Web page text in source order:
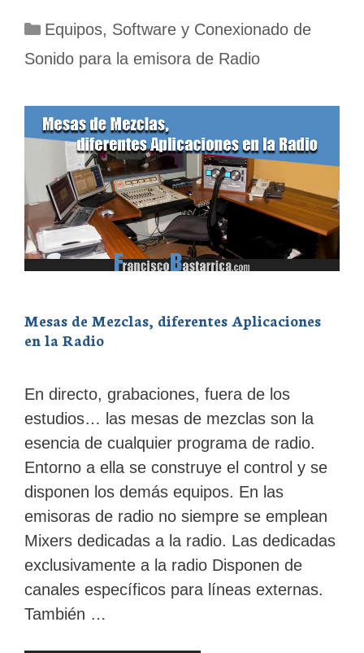
Categorías
Equipos, Software y Conexionado de
Sonido para la emisora de Radio
Mesas de Mezclas, diferentes Aplicaciones
en la Radio
En directo, grabaciones, fuera de los
estudios… las mesas de mezclas son la
esencia de cualquier programa de radio.
Entorno a ella se construye el control y se
disponen los demás equipos. En las
emisoras de radio no siempre se emplean
Mixers dedicadas a la radio. Las dedicadas
exclusivamente a la radio Disponen de
canales específicos para líneas externas.
También …